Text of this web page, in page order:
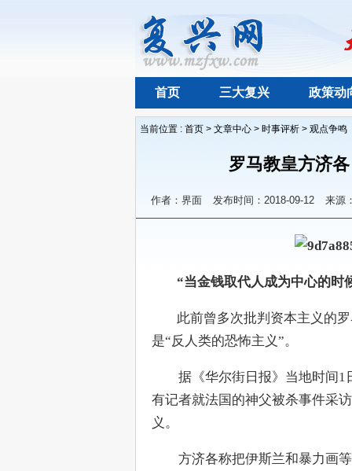
首页 三大复兴 政策动
当前位置 : 首页 > 文章中心 > 时事评析 > 观点争鸣
罗马教皇方济
作者：界面 发布时间：2018-09-12 来源
“当金钱取代人成为中心的时
此前曾多次批判资本主义的罗
是“反人类的恐怖主义”。
据《华尔街日报》当地时间1
有记者就法国的神父被杀事件采
义。
方济各称把伊斯兰和暴力画等